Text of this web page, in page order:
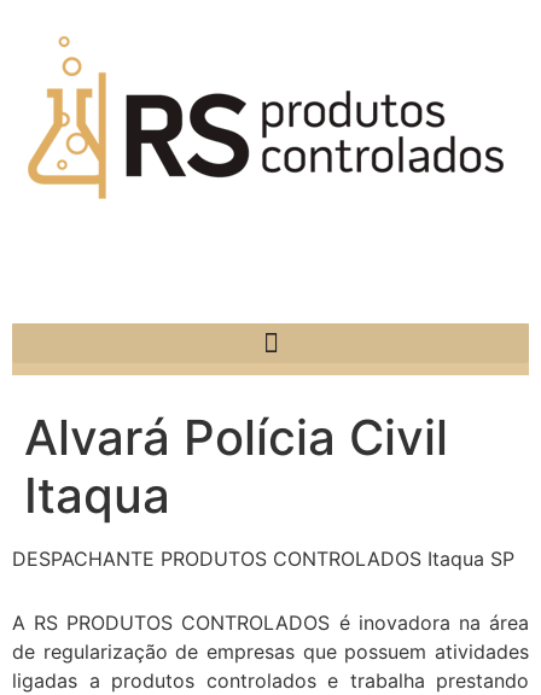
Alvará Polícia Civil
Itaqua
DESPACHANTE PRODUTOS CONTROLADOS Itaqua SP
A RS PRODUTOS CONTROLADOS é inovadora na área
de regularização de empresas que possuem atividades
ligadas a produtos controlados e trabalha prestando